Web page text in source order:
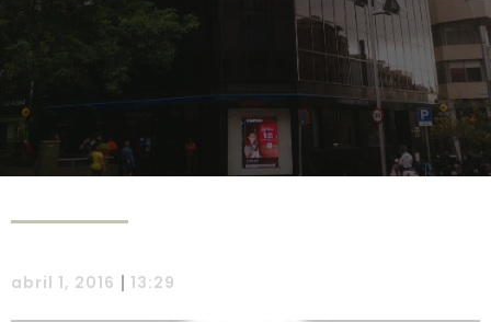
abril 1, 2016 | 13:29